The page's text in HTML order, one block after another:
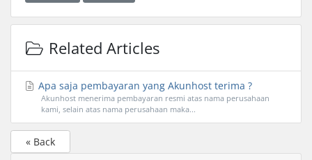
Related Articles
Apa saja pembayaran yang Akunhost terima ?
Akunhost menerima pembayaran resmi atas nama perusahaan
kami, selain atas nama perusahaan maka...
« Back